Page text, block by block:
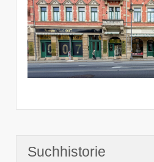
Suchhistorie